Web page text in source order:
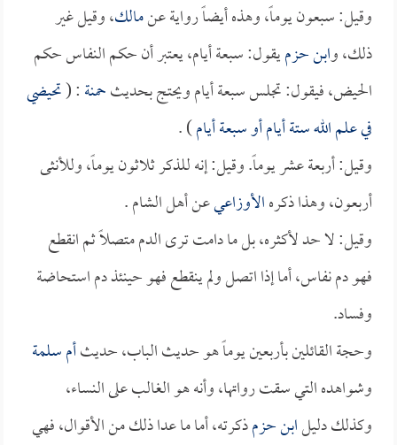
وقيل: سبعون يوماً، وهذه أيضاً رواية عنمالك، وقيل غير
ذلك، وابن حزميقول: سبعة أيام، يعتبر أن حكم النفاس حكم
الحيض، فيقول: تجلس سبعة أيام ويحتج بحديثحمنة: (تحيضي
في علم الله ستة أيام أو سبعة أيام) .
وقيل: أربعة عشر يوماً. وقيل: إنه للذكر ثلاثون يوماً، وللأنثى
أربعون، وهذا ذكرهالأوزاعيعن أهل الشام .
وقيل: لا حد لأكثره، بل ما دامت ترى الدم متصلاً ثم انقطع
فهو دم نفاس، أما إذا اتصل ولم ينقطع فهو حينئذ دم استحاضة
وفساد.
وحجة القائلين بأربعين يوماً هو حديث الباب، حديثأم سلمة
وشواهده التي سقت رواتها، وأنه هو الغالب على النساء،
وكذلك دليلابن حزمذكرته، أما ما عدا ذلك من الأقوال، فهي